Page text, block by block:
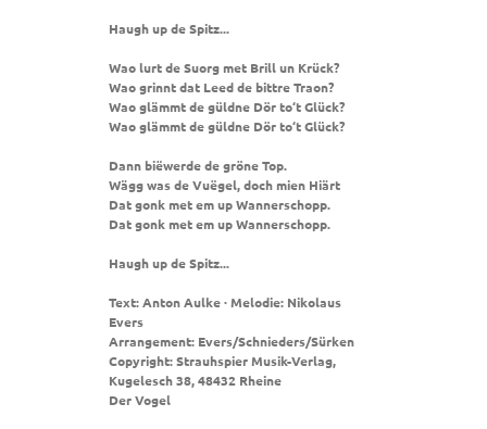
Haugh up de Spitz...
Wao lurt de Suorg met Brill un Krück?
Wao grinnt dat Leed de bittre Traon?
Wao glämmt de güldne Dör to‘t Glück?
Wao glämmt de güldne Dör to‘t Glück?
Dann biëwerde de gröne Top.
Wägg was de Vuëgel, doch mien Hiärt
Dat gonk met em up Wannerschopp.
Dat gonk met em up Wannerschopp.
Haugh up de Spitz...
Text: Anton Aulke · Melodie: Nikolaus
Evers
Arrangement: Evers/Schnieders/Sürken
Copyright: Strauhspier Musik-Verlag,
Kugelesch 38, 48432 Rheine
Der Vogel